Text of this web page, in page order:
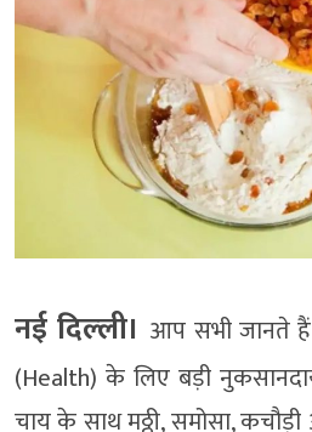
नई दिल्‍ली। आप सभी जानते
(Health) के लिए बड़ी
चाय के साथ मठ्ठी, समोसा,